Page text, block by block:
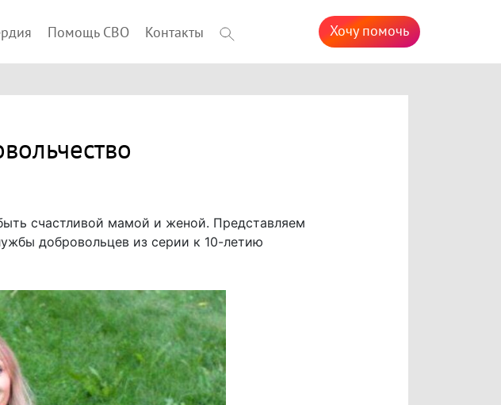
Помощь СВО Контакты Хочу помочь
счастливой мамой и женой. Представляем
добровольцев из серии к 10-летию